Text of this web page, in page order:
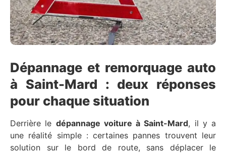
Dépannage et remorquage auto
à Saint-Mard : deux réponses
pour chaque situation
Derrière le dépannage voiture à Saint-Mard, il y a
une réalité simple : certaines pannes trouvent leur
solution sur le bord de route, sans déplacer le